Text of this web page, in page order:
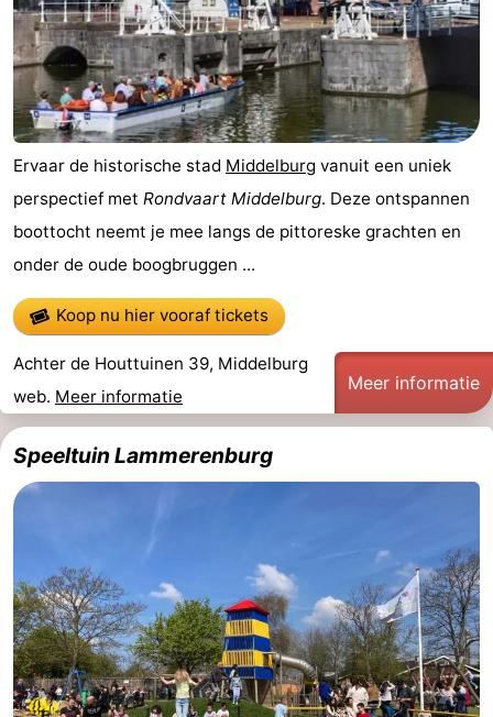
Haamstede
Natuur
Kop
van
Schouwen
Walcheren
-
Veere
-
Natuur
Oranjezon
-
Oostkapelle
-
Natuur
de
Mantelingen
-
Westkapelle
-
Zoutelande
-
Natuur
Walcherse
bos
-
Dishoek
-
Vlissingen
-
Middelburg
Zeeuws-
Vlaanderen
-
Nieuwvliet
-
Sluis
-
Ervaar de historische stad Middelburg vanuit een uniek
perspectief met Rondvaart Middelburg. Deze ontspannen
boottocht neemt je mee langs de pittoreske grachten en
onder de oude boogbruggen ...
Koop nu hier vooraf tickets
Achter de Houttuinen 39, Middelburg
web. Meer informatie
Meer informatie
Speeltuin Lammerenburg